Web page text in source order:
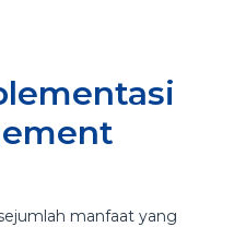
manfaat yang